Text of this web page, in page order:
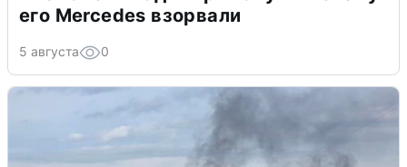
его Mercedes взорвали
5 августа 0